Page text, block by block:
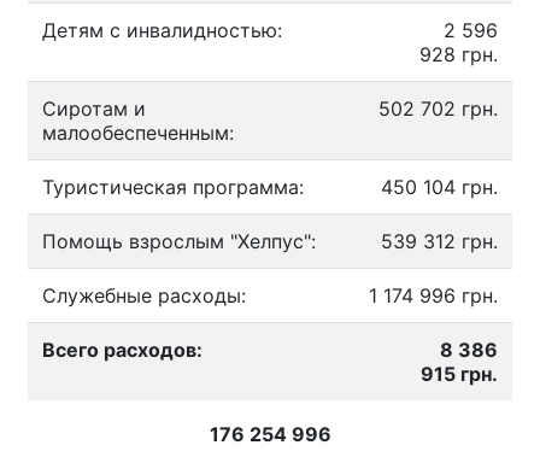
Детям с инвалидностью:
2 596
928 грн.
Сиротам и
малообеспеченным:
502 702 грн.
Туристическая программа: 450 104 грн.
Помощь взрослым "Хелпус": 539 312 грн.
Служебные расходы: 1 174 996 грн.
Всего расходов:
8 386
915 грн.
176 254 996